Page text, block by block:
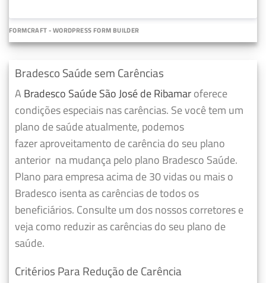
FORMCRAFT - WORDPRESS FORM BUILDER
Bradesco Saúde sem Carências
A Bradesco Saúde São José de Ribamaroferece
condições especiais nas carências. Se você tem um
plano de saúde atualmente, podemos
fazeraproveitamento de carência do seu plano
anterior na mudança pelo plano Bradesco Saúde.
Plano para empresa acima de 30 vidas ou mais o
Bradesco isenta as carências de todos os
beneficiários. Consulte um dos nossos corretores e
veja como reduzir as carências do seu plano de
saúde.
Critérios Para Redução de Carência